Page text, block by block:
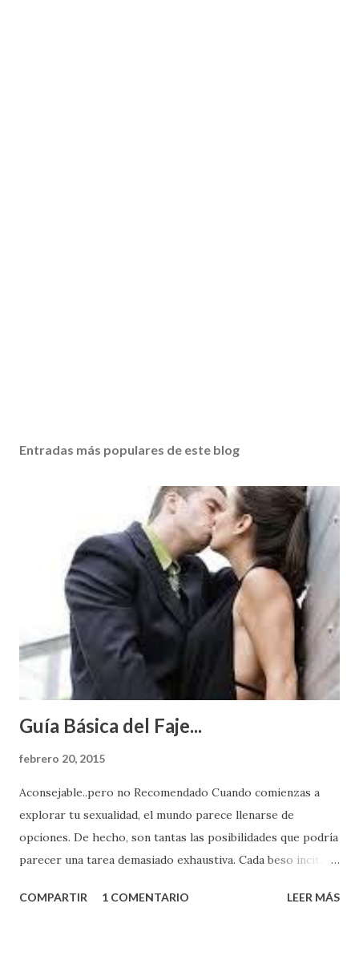
Entradas más populares de este blog
Guía Básica del Faje...
febrero 20, 2015
Aconsejable..pero no Recomendado Cuando comienzas a
explorar tu sexualidad, el mundo parece llenarse de
opciones. De hecho, son tantas las posibilidades que podría
parecer una tarea demasiado exhaustiva. Cada beso incita
partes de ti que jamás hubieras imaginado. El problema es
COMPARTIR 1 COMENTARIO LEER MÁS